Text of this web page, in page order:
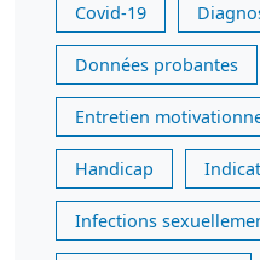
Covid-19
Données probantes
Entretien
Handicap
Infections